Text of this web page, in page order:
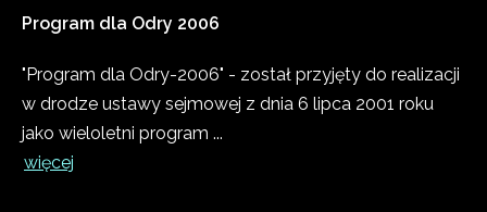
Program dla Odry 2006
"Program dla Odry-2006" - został przyjęty do realizacji
w drodze ustawy sejmowej z dnia 6 lipca 2001 roku
jako wieloletni program ...
więcej